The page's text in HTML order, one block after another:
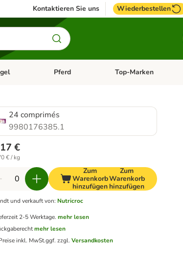
Kontaktieren Sie uns Wiederbestellen
Menü öffnen: FischKategorie-Menü öffnen: Vogel
Pferd Kategorie-Menü öffnen:
Top-Marken
24 comprimés
9980176385.1
€
€ / kg
Zum
Warenkorb
hinzufügen
Zum
Warenkorb
hinzufügen
und verkauft von: Nutricroc
2-5 Werktage. mehr lesen
mehr lesen
inkl. MwSt.ggf. zzgl. Versandkosten